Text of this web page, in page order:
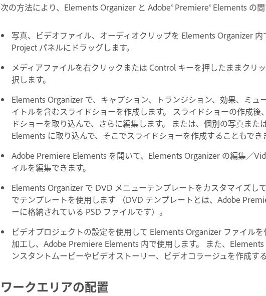
次の方法により、Elements Organizer と Adobe® Premiere® Elements の
写真、ビデオファイル、オーディオクリップを Elements Organizer
Project パネルにドラッグします。
メディアファイルを右クリックまたは Control キーを押したままクリ
択します。
Elements Organizer で、キャプション、トランジション、効果、ミュ
イトルを含むスライドショーを作成します。 スライドショーの作成
ドショーを取り込んで、さらに編集します。 または、個別の写真ま
Elements に取り込んで、そこでスライドショーを作成することもでき
Adobe Premiere Elements を開いて、Elements Organizer の編集／
イルを編集できます。
Elements Organizer で DVD メニューテンプレートをカスタマイズし
でテンプレートを使用します （DVD テンプレートとは、Adobe
ーに格納されている PSD ファイルです）。
ビデオプロジェクトの設定を使用して Elements Organizer ファイル
加工し、Adobe Premiere Elements 内で使用します。 また、
ンスタントムービーやビデオストーリー、ビデオコラージュを作成す
ワークエリアの配置